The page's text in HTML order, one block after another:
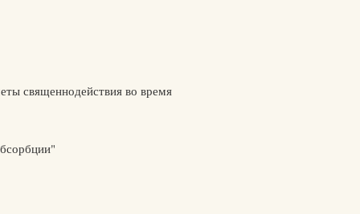
священнодействия во время